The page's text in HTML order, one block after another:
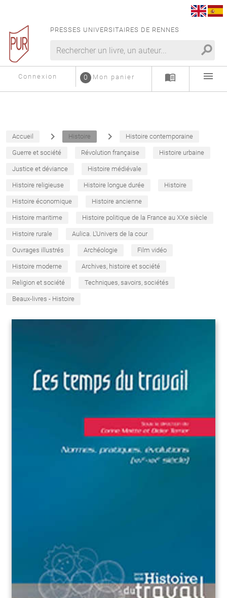
PRESSES UNIVERSITAIRES DE RENNES
search
Connexion Mon panier
0 menu_book menu
Accueil navigate_next Histoire navigate_next Histoire contemporaine
Guerre et société Révolution française Histoire urbaine
Justice et déviance Histoire médiévale
Histoire religieuse Histoire longue durée Histoire
Histoire économique Histoire ancienne
Histoire maritime Histoire politique de la France au XXe siècle
Histoire rurale Aulica. L'Univers de la cour
Ouvrages illustrés Archéologie Film vidéo
Histoire moderne Archives, histoire et société
Religion et société Techniques, savoirs, sociétés
Beaux-livres - Histoire